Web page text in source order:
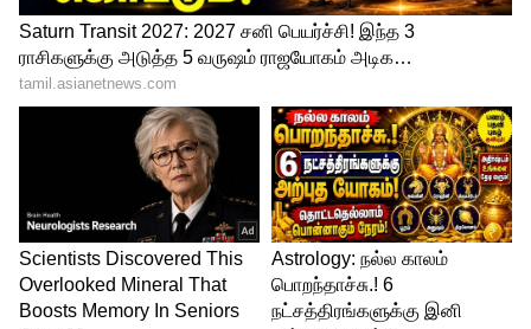
இதையும் படியுங்கள்